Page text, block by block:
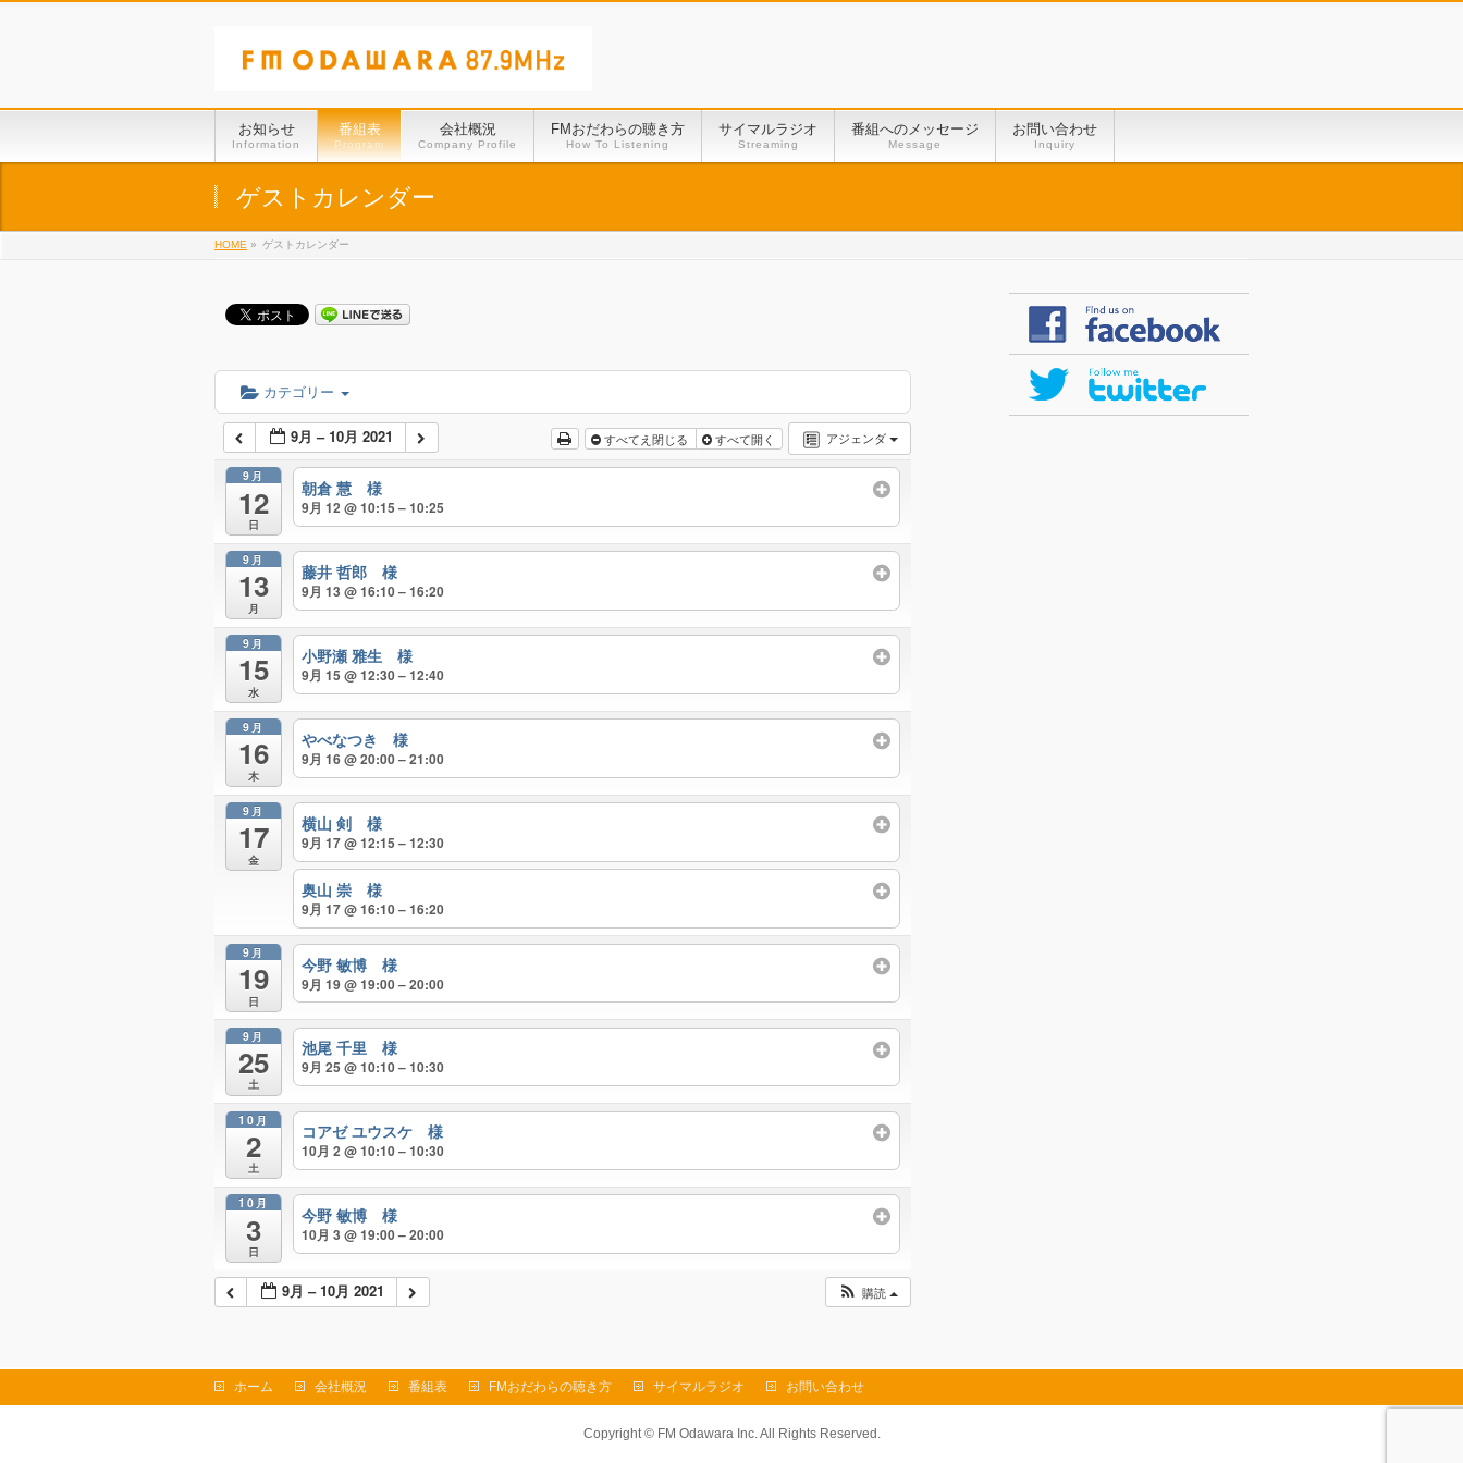
お知らせ
Information
番組表
Program
会社概況
Company Profile
FMおだわらの聴き方
How To Listening
サイマルラジオ
Streaming
番組へのメッセージ
Message
お問い合わせ
Inquiry
ゲストカレンダー
HOME » ゲストカレンダー
カテゴリー
アジェンダ
9月 – 10月 2021 すべてえ閉じる すべて開く
9月
12
日
朝倉 慧 様
9月 12 @ 10:15 – 10:25
9月
13
月
藤井 哲郎 様
9月 13 @ 16:10 – 16:20
9月
15
水
小野瀬 雅生 様
9月 15 @ 12:30 – 12:40
9月
16
木
やべなつき 様
9月 16 @ 20:00 – 21:00
9月
17
金
横山 剣 様
9月 17 @ 12:15 – 12:30
奥山 崇 様
9月 17 @ 16:10 – 16:20
9月
19
日
今野 敏博 様
9月 19 @ 19:00 – 20:00
9月
25
土
池尾 千里 様
9月 25 @ 10:10 – 10:30
10月
2
土
コアゼ ユウスケ 様
10月 2 @ 10:10 – 10:30
10月
3
日
今野 敏博 様
10月 3 @ 19:00 – 20:00
9月 – 10月 2021 購読
ホーム 会社概況 番組表 FMおだわらの聴き方 サイマルラジオ お問い合わせ
Copyright © FM Odawara Inc. All Rights Reserved.